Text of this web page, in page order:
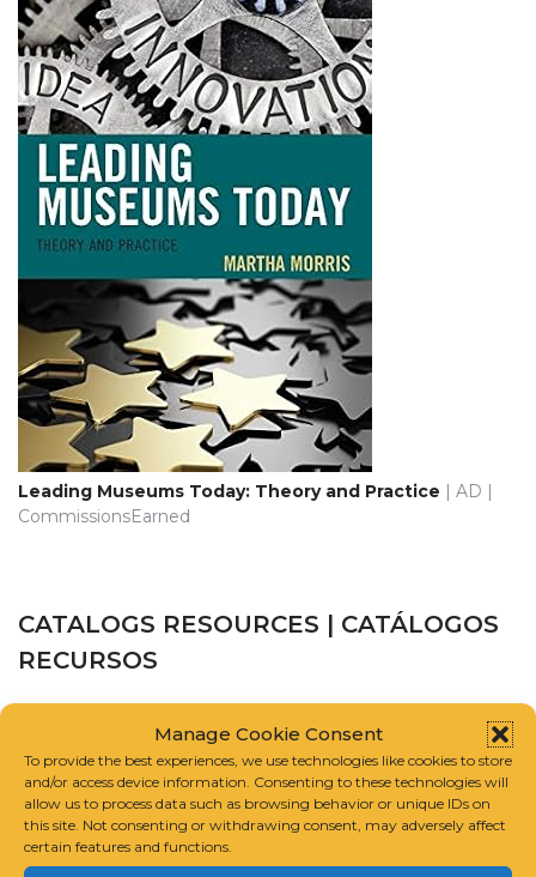
Manage Cookie Consent
To provide the best experiences, we use technologies like cookies to store
and/or access device information. Consenting to these technologies will
allow us to process data such as browsing behavior or unique IDs on
this site. Not consenting or withdrawing consent, may adversely affect
certain features and functions.
Leading Museums Today: Theory and Practice | AD |
CommissionsEarned
CATALOGS RESOURCES | CATÁLOGOS
RECURSOS
CATALOGUE RAISONNÉ SCHOLARS ASSOCIATION
INTERNATIONAL FOUNDATION FOR ART RESEARCH
GUIDELINES FOR COMPILING A CATALOGUE RAISONNÉ